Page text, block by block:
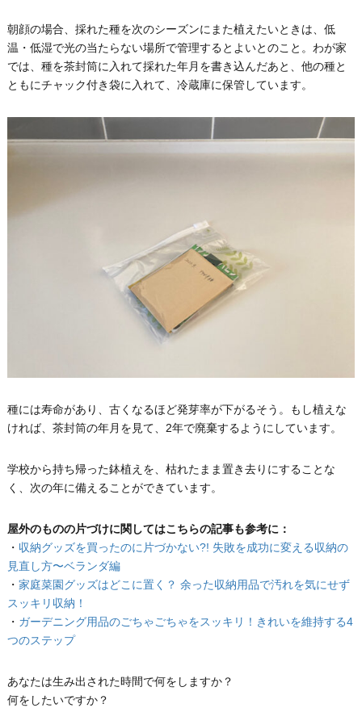
朝顔の場合、採れた種を次のシーズンにまた植えたいときは、低
温・低湿で光の当たらない場所で管理するとよいとのこと。わが家
では、種を茶封筒に入れて採れた年月を書き込んだあと、他の種と
ともにチャック付き袋に入れて、冷蔵庫に保管しています。
種には寿命があり、古くなるほど発芽率が下がるそう。もし植えな
ければ、茶封筒の年月を見て、2年で廃棄するようにしています。
学校から持ち帰った鉢植えを、枯れたまま置き去りにすることな
く、次の年に備えることができています。
屋外のものの片づけに関してはこちらの記事も参考に：
・ 収納グッズを買ったのに片づかない?! 失敗を成功に変える収納の
見直し方〜ベランダ編
・ 家庭菜園グッズはどこに置く？ 余った収納用品で汚れを気にせず
スッキリ収納！
・ ガーデニング用品のごちゃごちゃをスッキリ！きれいを維持する4
つのステップ
あなたは生み出された時間で何をしますか？
何をしたいですか？